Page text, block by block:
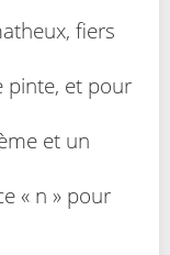
fiers
pinte, et pour
et un
« n » pour